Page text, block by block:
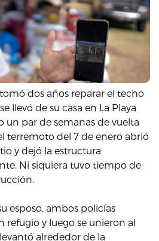
dos años reparar el techo
llevó de su casa en La Playa
un par de semanas de vuelta
terremoto del 7 de enero abrió
y dejó la estructura
Ni siquiera tuvo tiempo de
esposo, ambos policías
refugio y luego se unieron al
alrededor de la